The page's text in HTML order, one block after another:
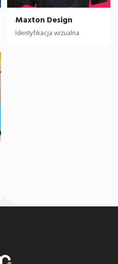
Maxton Design
Identyfikacja wizualna